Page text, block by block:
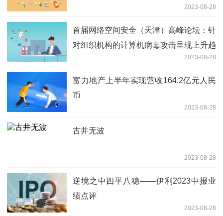
2023-08-28
首届网络空间安全（天津）高峰论坛：针
对组织机构的计算机病毒攻击呈现上升趋
2023-08-28
富力地产上半年实现营收164.2亿元人民
币
2023-08-28
古井无波
2023-08-28
逆境之中四平八稳——伊利2023中报业
绩点评
2023-08-28